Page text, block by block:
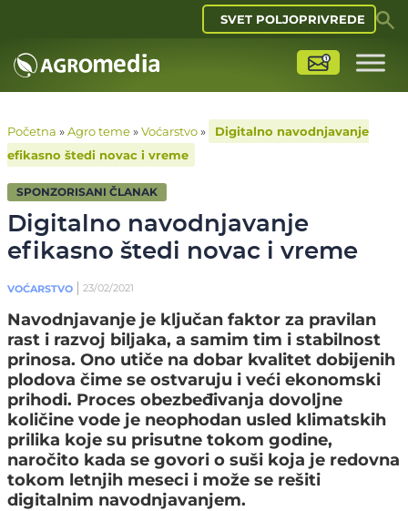
SVET POLJOPRIVREDE
Početna »Agro teme»Voćarstvo»
Digitalno navodnjavanje
efikasno štedi novac i vreme
SPONZORISANI ČLANAK
Digitalno navodnjavanje
efikasno štedi novac i vreme
VOĆARSTVO 23/02/2021
Navodnjavanje je ključan faktor za pravilan
rast i razvoj biljaka, a samim tim i stabilnost
prinosa. Ono utiče na dobar kvalitet dobijenih
plodova čime se ostvaruju i veći ekonomski
prihodi. Proces obezbeđivanja dovoljne
količine vode je neophodan usled klimatskih
prilika koje su prisutne tokom godine,
naročito kada se govori o suši koja je redovna
tokom letnjih meseci i može se rešiti
digitalnim navodnjavanjem.